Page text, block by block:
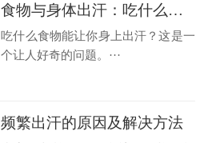
食物与身体出汗：吃什么能增加汗液分泌？
吃什么食物能让你身上出汗？这是一
个让人好奇的问题。···
频繁出汗的原因及解决方法